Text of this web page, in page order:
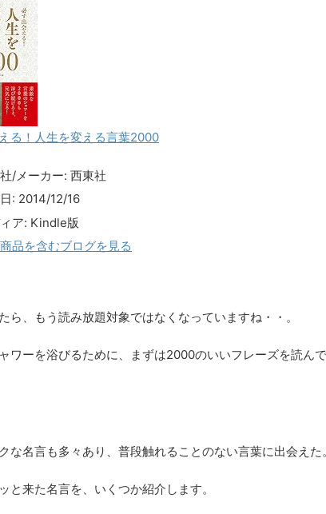
る！人生を変える言葉2000
/メーカー: 西東社
: 2014/12/16
ア: Kindle版
品を含むブログを見る
ら、もう読み放題対象ではなくなっていますね・・。
ワーを浴びるために、まずは2000のいいフレーズを読ん
な名言も多々あり、普段触れることのない言葉に出会えた。
と来た名言を、いくつか紹介します。